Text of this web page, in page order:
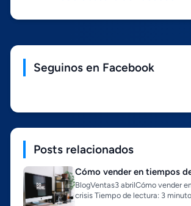
Seguinos en Facebook
Posts relacionados
Cómo vender en tiempos
BlogVentas3 abrilCómo vender
crisis Tiempo de lectura: 3